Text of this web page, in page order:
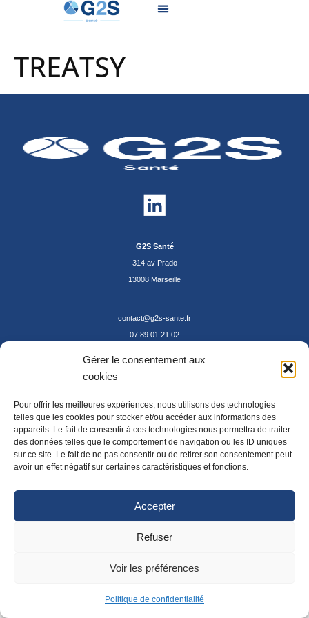
Gérer le consentement aux
cookies
Pour offrir les meilleures expériences, nous utilisons des technologies
telles que les cookies pour stocker et/ou accéder aux informations des
appareils. Le fait de consentir à ces technologies nous permettra de traiter
des données telles que le comportement de navigation ou les ID uniques
sur ce site. Le fait de ne pas consentir ou de retirer son consentement peut
avoir un effet négatif sur certaines caractéristiques et fonctions.
Accepter
Refuser
Voir les préférences
Politique de confidentialité
TREATSY
G2S Santé
314 av Prado
13008 Marseille
contact@g2s-sante.fr
07 89 01 21 02
Agence Hookipa